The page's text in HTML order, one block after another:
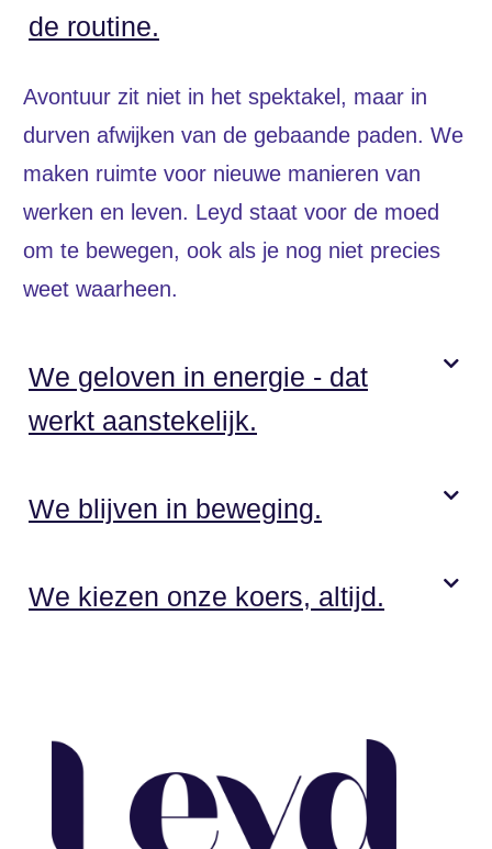
de routine.
Avontuur zit niet in het spektakel, maar in
durven afwijken van de gebaande paden. We
maken ruimte voor nieuwe manieren van
werken en leven. Leyd staat voor de moed
om te bewegen, ook als je nog niet precies
weet waarheen.
We geloven in energie - dat
werkt aanstekelijk.
We blijven in beweging.
We kiezen onze koers, altijd.